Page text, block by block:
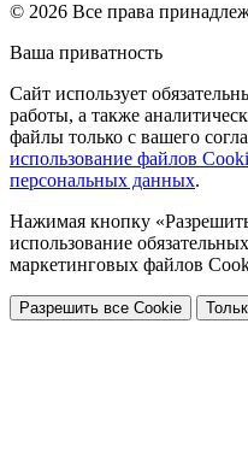
© 2026 Все права
Ваша приватность
Сайт использует
работы, а также
файлы только с вашего
использование файлов
персональных данных.
Нажимая кнопку
использование
маркетинговых файлов
Разрешить все Cookie